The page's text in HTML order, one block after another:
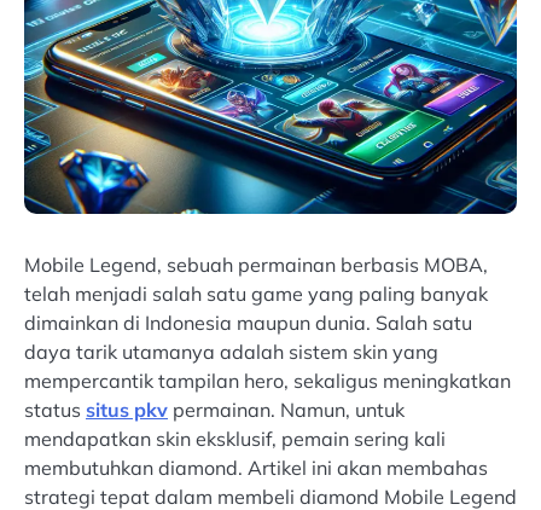
Mobile Legend, sebuah permainan berbasis MOBA,
telah menjadi salah satu game yang paling banyak
dimainkan di Indonesia maupun dunia. Salah satu
daya tarik utamanya adalah sistem skin yang
mempercantik tampilan hero, sekaligus meningkatkan
status situs pkv permainan. Namun, untuk
mendapatkan skin eksklusif, pemain sering kali
membutuhkan diamond. Artikel ini akan membahas
strategi tepat dalam membeli diamond Mobile Legend